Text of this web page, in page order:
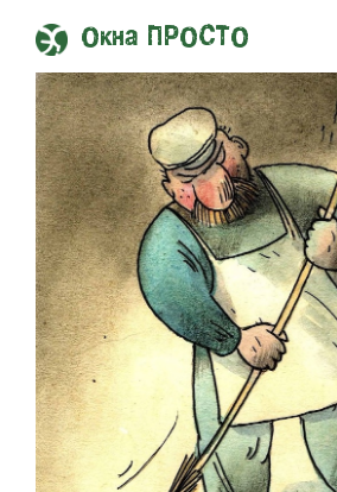
Окна ПРОСТО